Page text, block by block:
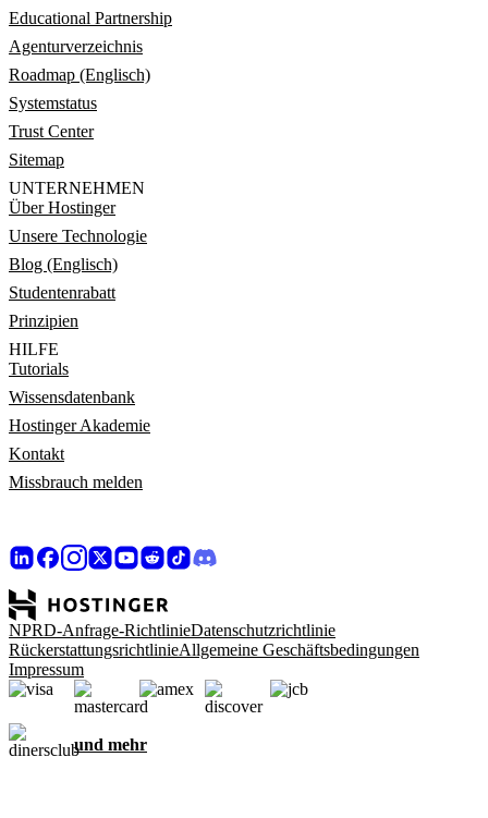
Educational Partnership
Agenturverzeichnis
Roadmap (Englisch)
Systemstatus
Trust Center
Sitemap
UNTERNEHMEN
Über Hostinger
Unsere Technologie
Blog (Englisch)
Studentenrabatt
Prinzipien
HILFE
Tutorials
Wissensdatenbank
Hostinger Akademie
Kontakt
Missbrauch melden
NPRD-Anfrage-RichtlinieDatenschutzrichtlinie
RückerstattungsrichtlinieAllgemeine Geschäftsbedingungen
Impressum
und mehr